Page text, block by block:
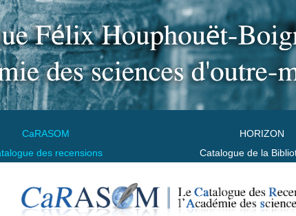
CaRASOM
des recensions
HORIZON
Catalogue de la